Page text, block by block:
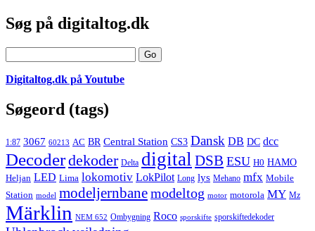
Sidebar
Søg på digitaltog.dk
Digitaltog.dk på Youtube
Søgeord (tags)
1:87 3067 60213 AC BR Central Station CS3 Dansk DB DC dcc
Decoderdekoder Delta digital DSB ESU H0 HAMO
Heljan LED Lima lokomotiv LokPilot Long lys Mehano mfx Mobile
Station model modeljernbanemodeltog motor motorola MY Mz
Märklin NEM 652 Ombygning Roco sporskifte sporskiftedekoder